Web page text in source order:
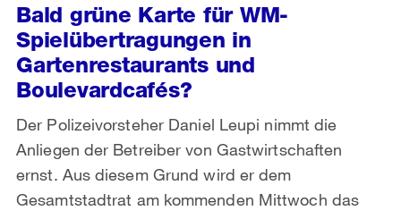
Bald grüne Karte für WM-
Spielübertragungen in
Gartenrestaurants und
Boulevardcafés?
Der Polizeivorsteher Daniel Leupi nimmt die
Anliegen der Betreiber von Gastwirtschaften
ernst. Aus diesem Grund wird er dem
Gesamtstadtrat am kommenden Mittwoch das